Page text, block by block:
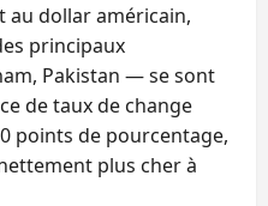
au dollar américain,
principaux
Pakistan — se sont
de taux de change
points de pourcentage,
plus cher à